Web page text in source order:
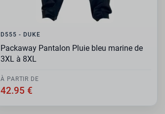
D555 - DUKE
Packaway Pantalon Pluie bleu marine de
3XL à 8XL
À PARTIR DE
42.95 €